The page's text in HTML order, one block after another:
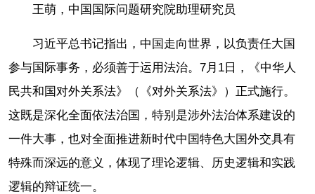
王萌，中国国际问题研究院助理研究员
习近平总书记指出，中国走向世界，以负责任大国
参与国际事务，必须善于运用法治。7月1日，《中华人
民共和国对外关系法》（《对外关系法》）正式施行。
这既是深化全面依法治国，特别是涉外法治体系建设的
一件大事，也对全面推进新时代中国特色大国外交具有
特殊而深远的意义，体现了理论逻辑、历史逻辑和实践
逻辑的辩证统一。